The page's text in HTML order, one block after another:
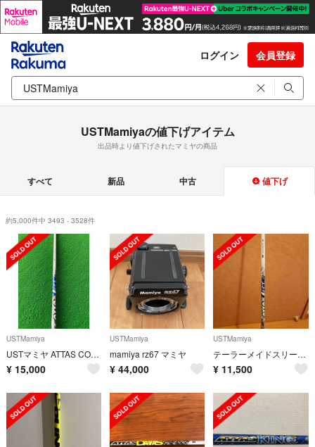
ログイン 会員登録
USTMamiyaの値下げアイテム
出品時より値下げされたマミヤの商品
すべて 新品 中古 値下げ
約5,000件中 3493 - 3528件
USTMamiya
USTマミヤ ATTAS COOL 6s テーラーメイドスリーブ付 ドライバー用
¥ 15,000
USTMamiya
mamiya rz67 マミヤ
¥ 44,000
USTMamiya
テーラーメイドスリーブ付き ATTAS COOOL6
¥ 11,500